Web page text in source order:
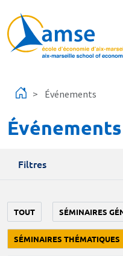
Événements
Événements
Filtres
TOUT SÉMINAIRES
SÉMINAIRES THÉMATIQUES